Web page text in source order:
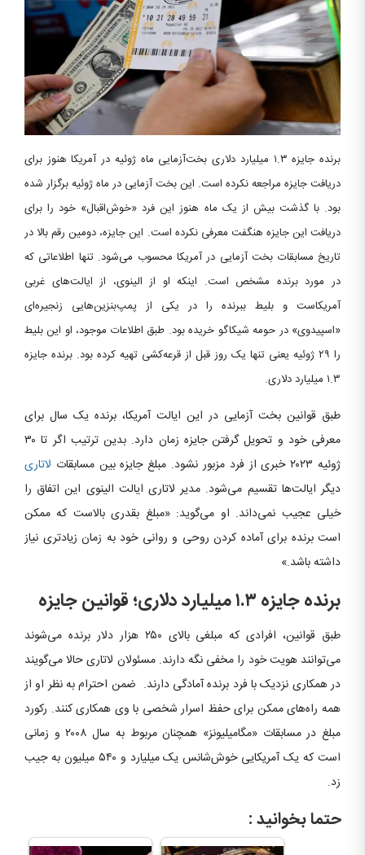
برنده جایزه ۱.۳ میلیارد دلاری بخت‌آزمایی ماه ژوئیه در آمریکا هنوز برای
دریافت جایزه مراجعه نکرده است. این بخت آزمایی در ماه ژوئیه برگزار شده
بود. با گذشت بیش از یک‌ ماه هنوز این فرد «خوش‌اقبال» خود را برای
دریافت این جایزه هنگفت معرفی نکرده است. این جایزه، دومین رقم بالا در
تاریخ مسابقات بخت آزمایی در آمریکا محسوب می‌شود. تنها اطلاعاتی که
در مورد برنده مشخص است. اینکه او از الینوی، از ایالت‌های غربی
آمریکاست و بلیط ببرنده را در یکی از پمپ‌بنزین‌هایی زنجیره‌ای
«اسپیدوی» در حومه شیکاگو خریده بود. طبق اطلاعات موجود، او این بلیط
را ۲۹ ژوئیه یعنی تنها یک روز قبل از قرعه‌کشی تهیه کرده بود. برنده جایزه
۱.۳ میلیارد دلاری.
طبق قوانین بخت آزمایی در این ایالت آمریکا، برنده یک‌ سال برای
معرفی خود و تحویل گرفتن جایزه زمان دارد. بدین ترتیب اگر تا ۳۰
ژوئیه ۲۰۲۳ خبری از فرد مزبور نشود. مبلغ جایزه بین مسابقات
لاتاری
دیگر ایالت‌ها تقسیم می‌شود. مدیر لاتاری ایالت الینوی این اتفاق را
خیلی عجیب نمی‌داند. او می‌گوید: «مبلغ بقدری بالاست که ممکن
است برنده برای آماده کردن روحی و روانی خود به زمان زیادتری نیاز
داشته باشد.»
برنده جایزه ۱.۳ میلیارد دلاری؛ قوانین جایزه
طبق قوانین، افرادی که مبلغی بالای ۲۵۰ هزار دلار برنده می‌شوند
می‌توانند هویت خود را مخفی نگه دارند. مسئولان لاتاری حالا می‌گویند
در همکاری نزدیک با فرد برنده آمادگی دارند. ضمن احترام به نظر او از
همه راه‌های ممکن برای حفظ اسرار شخصی با وی همکاری کنند. رکورد
مبلغ در مسابقات «مگامیلیونز» همچنان مربوط به سال ۲۰۰۸ و زمانی
است که یک آمریکایی خوش‌شانس یک میلیارد و ۵۴۰ میلیون به جیب
زد.
حتما بخوانید :